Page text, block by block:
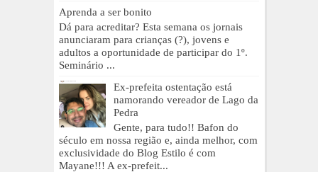
Aprenda a ser bonito
Dá para acreditar? Esta semana os jornais
anunciaram para crianças (?), jovens e
adultos a oportunidade de participar do 1º.
Seminário ...
Ex-prefeita ostentação está
namorando vereador de Lago da
Pedra
Gente, para tudo!! Bafon do
século em nossa região e, ainda melhor, com
exclusividade do Blog Estilo é com
Mayane!!! A ex-prefeit...